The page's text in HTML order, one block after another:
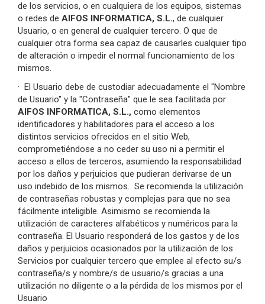
de los servicios, o en cualquiera de los equipos, sistemas
o redes de AIFOS INFORMATICA, S.L., de cualquier
Usuario, o en general de cualquier tercero. O que de
cualquier otra forma sea capaz de causarles cualquier tipo
de alteración o impedir el normal funcionamiento de los
mismos.
· El Usuario debe de custodiar adecuadamente el "Nombre
de Usuario" y la "Contraseña" que le sea facilitada por
AIFOS INFORMATICA, S.L., como elementos
identificadores y habilitadores para el acceso a los
distintos servicios ofrecidos en el sitio Web,
comprometiéndose a no ceder su uso ni a permitir el
acceso a ellos de terceros, asumiendo la responsabilidad
por los daños y perjuicios que pudieran derivarse de un
uso indebido de los mismos. Se recomienda la utilización
de contraseñas robustas y complejas para que no sea
fácilmente inteligible. Asimismo se recomienda la
utilización de caracteres alfabéticos y numéricos para la
contraseña. El Usuario responderá de los gastos y de los
daños y perjuicios ocasionados por la utilización de los
Servicios por cualquier tercero que emplee al efecto su/s
contraseña/s y nombre/s de usuario/s gracias a una
utilización no diligente o a la pérdida de los mismos por el
Usuario